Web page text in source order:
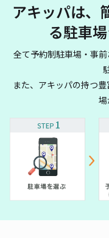
アキッパは、
る駐車
全て予約制駐車場・事
また、アキッパの持つ
場